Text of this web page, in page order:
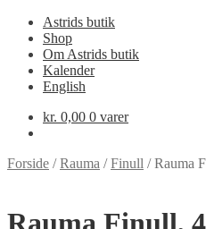
Astrids butik
Shop
Om Astrids butik
Kalender
English
kr. 0,00 0 varer
Forside /Rauma /Finull /Rauma